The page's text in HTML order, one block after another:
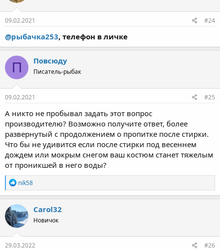
09.02.2021 #24
@рыбачка253, телефон в личке
П Повсюду
Писатель-рыбак
09.02.2021 #25
А никто не пробывал задать этот вопрос
производителю? Возможно получите ответ, более
развернутый с продолжением о пропитке после стирки.
Что бы не удивится если после стирки под весеннем
дождем или мокрым снегом ваш костюм станет тяжелым
от проникшей в него воды?
Р
е
а
к
ц
и
и
:
nik58
Carol32
Новичок
29.03.2022 #26